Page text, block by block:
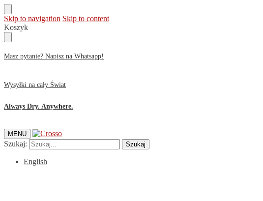
Skip to navigation Skip to content
Koszyk
Masz pytanie? Napisz na Whatsapp!
Wysyłki na cały Świat
Always Dry. Anywhere.
MENU
Szukaj: Szukaj
English